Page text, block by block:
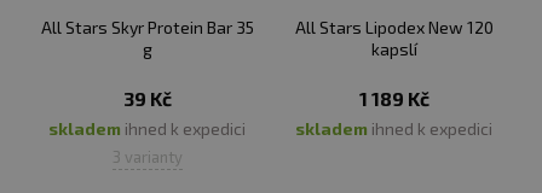
All Stars Skyr Protein Bar 35
g
39 Kč
skladem ihned k expedici
3 varianty
All Stars Lipodex New 120
kapslí
1 189 Kč
skladem ihned k expedici